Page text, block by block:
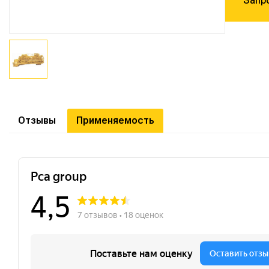
Отзывы Применяемость